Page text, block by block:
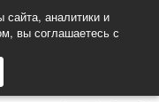
аналитики и
вы соглашаетесь с